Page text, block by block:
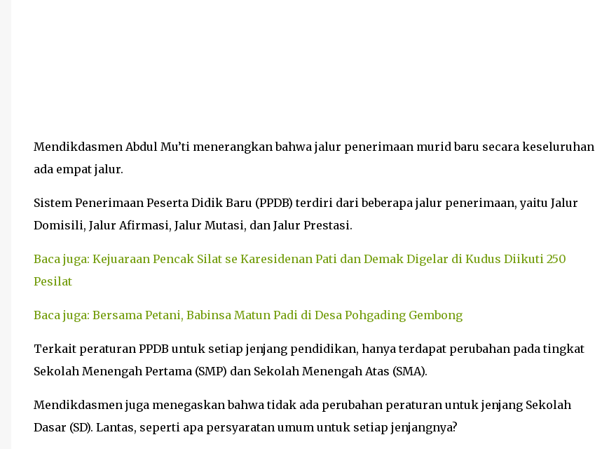
Mendikdasmen Abdul Mu’ti menerangkan bahwa jalur penerimaan murid baru secara keseluruhan
ada empat jalur.
Sistem Penerimaan Peserta Didik Baru (PPDB) terdiri dari beberapa jalur penerimaan, yaitu Jalur
Domisili, Jalur Afirmasi, Jalur Mutasi, dan Jalur Prestasi.
Baca juga: Kejuaraan Pencak Silat se Karesidenan Pati dan Demak Digelar di Kudus Diikuti 250
Pesilat
Baca juga: Bersama Petani, Babinsa Matun Padi di Desa Pohgading Gembong
Terkait peraturan PPDB untuk setiap jenjang pendidikan, hanya terdapat perubahan pada tingkat
Sekolah Menengah Pertama (SMP) dan Sekolah Menengah Atas (SMA).
Mendikdasmen juga menegaskan bahwa tidak ada perubahan peraturan untuk jenjang Sekolah
Dasar (SD). Lantas, seperti apa persyaratan umum untuk setiap jenjangnya?